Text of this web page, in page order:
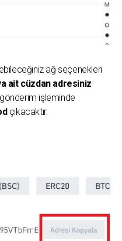
ağ seçenekleri
ait cüzdan adresiniz
gönderim işleminde
çıkacaktır.